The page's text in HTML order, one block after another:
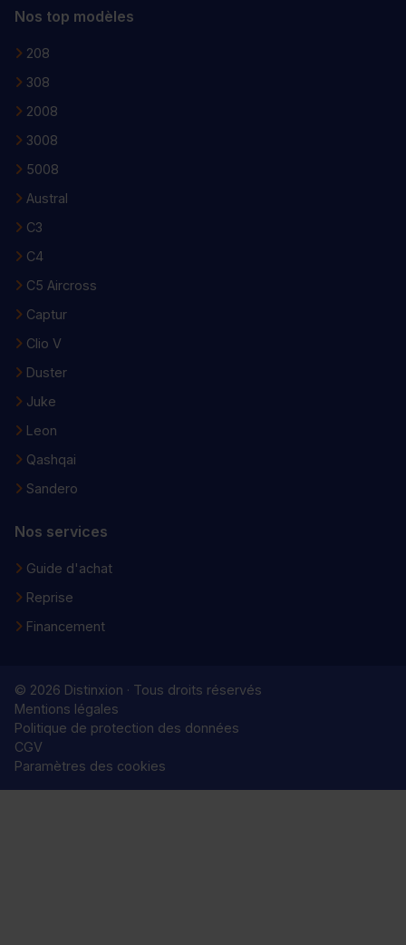
Nos top modèles
208
308
2008
3008
5008
Austral
C3
C4
C5 Aircross
Captur
Clio V
Duster
Juke
Leon
Qashqai
Sandero
Nos services
Guide d'achat
Reprise
Financement
© 2026 Distinxion · Tous droits réservés
Mentions légales
Politique de protection des données
CGV
Paramètres des cookies